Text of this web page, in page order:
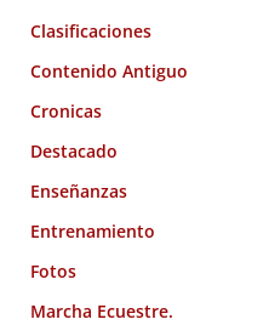
Clasificaciones
Contenido Antiguo
Cronicas
Destacado
Enseñanzas
Entrenamiento
Fotos
Marcha Ecuestre.